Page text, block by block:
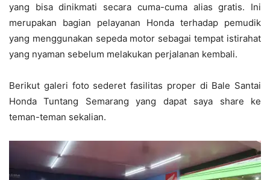
yang bisa dinikmati secara cuma-cuma alias gratis. Ini
merupakan bagian pelayanan Honda terhadap pemudik
yang menggunakan sepeda motor sebagai tempat istirahat
yang nyaman sebelum melakukan perjalanan kembali.
Berikut galeri foto sederet fasilitas proper di Bale Santai
Honda Tuntang Semarang yang dapat saya share ke
teman-teman sekalian.